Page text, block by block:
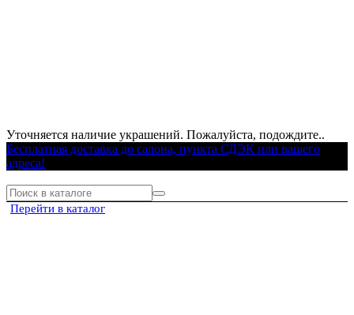
Уточняется наличие украшений. Пожалуйста, подождите..
Бесплатная доставка до салона, пункта СДЭК или вашего
адреса!
Перейти в каталог